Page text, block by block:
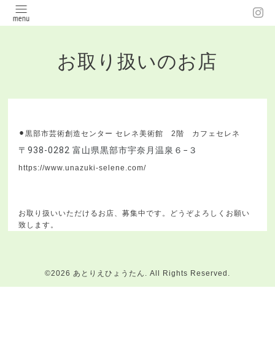
お取り扱いのお店
⚫︎黒部市芸術創造センター セレネ美術館 2階 カフェセレネ
〒938-0282 富山県黒部市宇奈月温泉６−３
https://www.unazuki-selene.com/
お取り扱いいただけるお店、募集中です。どうぞよろしくお願い
致します。
©2026 あとりえひょうたん . All Rights Reserved.